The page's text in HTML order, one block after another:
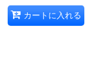
カートに入れる